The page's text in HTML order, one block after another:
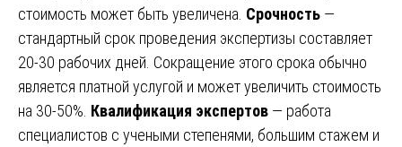
стоимость может быть увеличена. Срочность —
стандартный срок проведения экспертизы составляет
20-30 рабочих дней. Сокращение этого срока обычно
является платной услугой и может увеличить стоимость
на 30-50%. Квалификация экспертов — работа
специалистов с учеными степенями, большим стажем и